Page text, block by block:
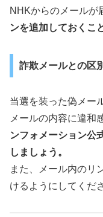
NHKからのメールが
ンを追加しておくこ
詐欺メールとの区
当選を装った偽メー
メールの内容に違和
ンフォメーション公
しましょう。
また、メール内のリ
けるようにしてくだ